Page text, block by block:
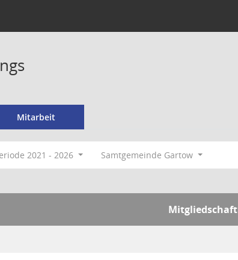
Mitarbeit
2021 - 2026 Samtgemeinde Gartow
Mitgliedschaft